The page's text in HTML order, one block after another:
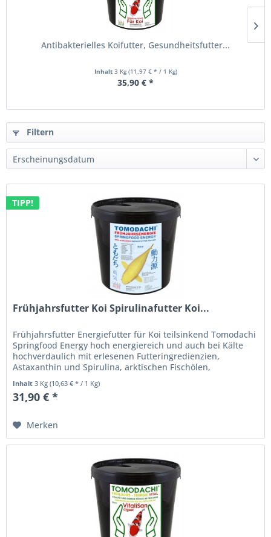
Antibakterielles Koifutter, Gesundheitsfutter...
Inhalt 3 Kg(11,97 € * / 1 Kg)
35,90 € *
Filtern
TIPP!
Frühjahrsfutter Koi Spirulinafutter Koi...
Frühjahrsfutter Energiefutter für Koi teilsinkend Tomodachi
Springfood Energy hoch energiereich und auch bei Kälte
hochverdaulich mit erlesenen Futteringredienzien,
Astaxanthin und Spirulina, arktischen Fischölen,
Inhalt3 Kg(10,63 € * / 1 Kg)
31,90 € *
Merken